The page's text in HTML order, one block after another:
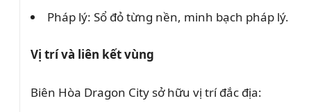
Pháp lý: Sổ đỏ từng nền, minh bạch pháp lý.
Vị trí và liên kết vùng
Biên Hòa Dragon City sở hữu vị trí đắc địa: